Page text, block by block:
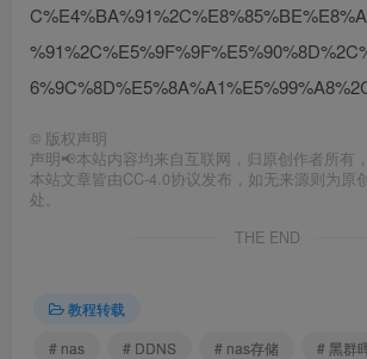
© 版权声明
声明📢本站内容均来自互联网，归原创作者所有
本站文章皆由CC-4.0协议发布，如无来源则为原
处。
THE END
教程转载
# nas
# DDNS # nas存储 # 黑群